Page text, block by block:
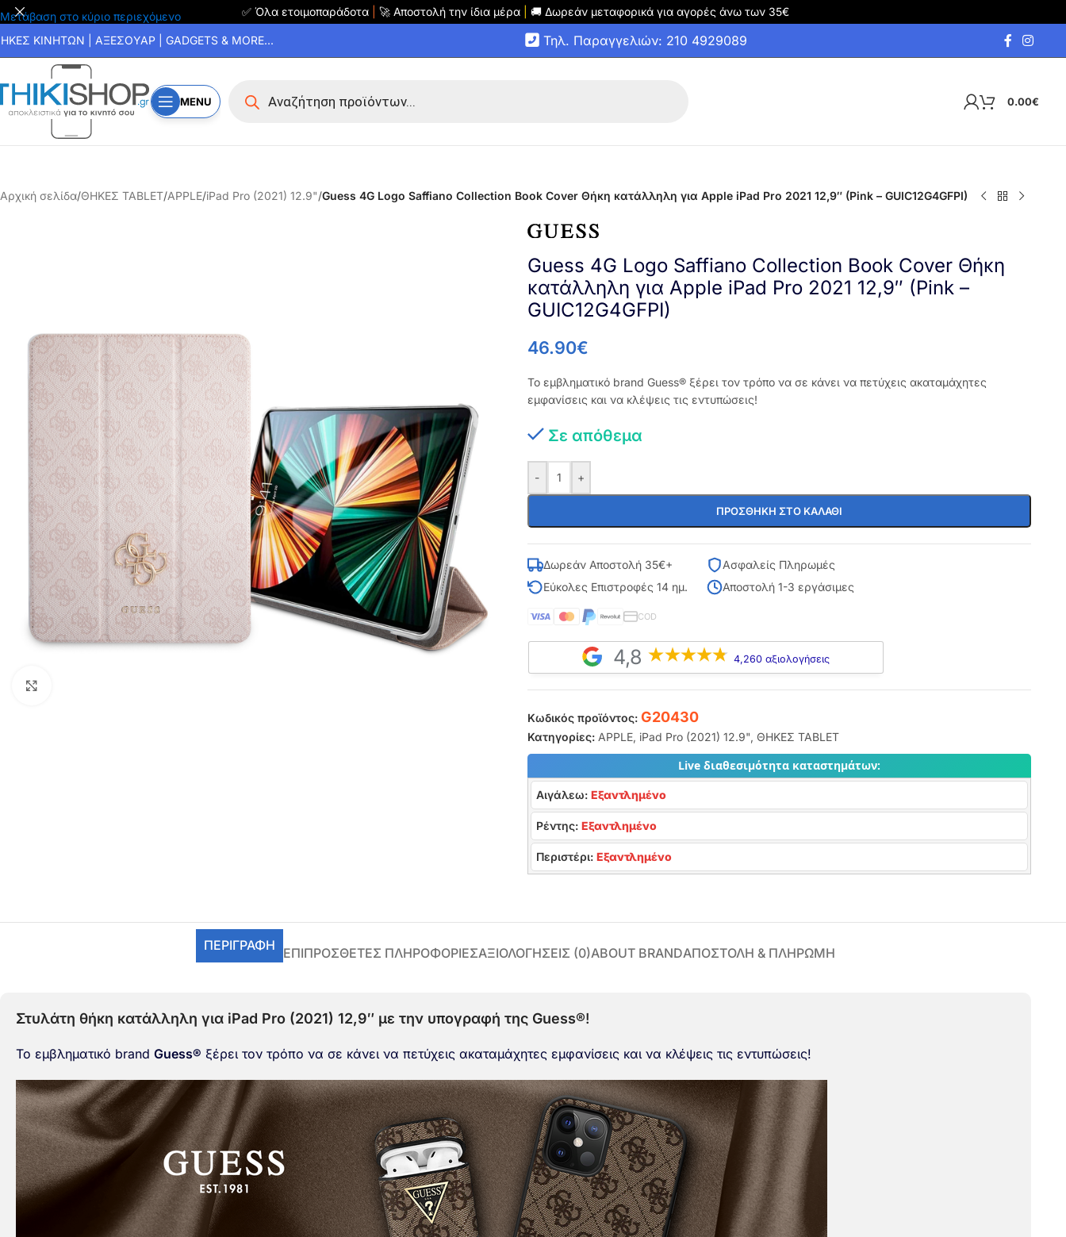
Μετάβαση στο κύριο περιεχόμενο ✅ Όλα ετοιμοπαράδοτα 🚀 Αποστολή την ίδια μέρα 🚚 Δωρεάν μεταφορικά για αγορές άνω των 35€
ΚΙΝΗΤΩΝ | ΑΞΕΣΟΥΑΡ | GADGETS & MORE... Τηλ. Παραγγελιών: 210 4929089
MENU 0.00€
Αρχική σελίδα/ΘΗΚΕΣ TABLET/APPLE/iPad Pro (2021) 12.9"/Guess 4G Logo Saffiano Collection Book Cover Θήκη κατάλληλη για Apple iPad Pro 2021 12,9″ (Pink – GUIC12G4GFPI)
Guess 4G Logo Saffiano Collection Book Cover Θήκη
κατάλληλη για Apple iPad Pro 2021 12,9″ (Pink –
GUIC12G4GFPI)
46.90€
Το εμβληματικό brand Guess® ξέρει τον τρόπο να σε κάνει να πετύχεις ακαταμάχητες
εμφανίσεις και να κλέψεις τις εντυπώσεις!
Σε απόθεμα
- +
ΠΡΟΣΘΉΚΗ ΣΤΟ ΚΑΛΆΘΙ
Δωρεάν Αποστολή 35€+
Ασφαλείς Πληρωμές
Εύκολες Επιστροφές 14 ημ.
Αποστολή 1-3 εργάσιμες
COD
4,8 4,260 αξιολογήσεις
Κωδικός προϊόντος: G20430
Κατηγορίες: APPLE, iPad Pro (2021) 12.9", ΘΗΚΕΣ TABLET
Live διαθεσιμότητα καταστημάτων:
Αιγάλεω: Εξαντλημένο
Ρέντης: Εξαντλημένο
Περιστέρι: Εξαντλημένο
ΠΕΡΙΓΡΑΦΉ ΕΠΙΠΡΌΣΘΕΤΕΣ ΠΛΗΡΟΦΟΡΊΕΣΑΞΙΟΛΟΓΉΣΕΙΣ (0)ABOUT BRANDΑΠΟΣΤΟΛΗ & ΠΛΗΡΩΜΗ
Στυλάτη θήκη κατάλληλη για iPad Pro (2021) 12,9″ με την υπογραφή της Guess®!
Το εμβληματικό brand Guess® ξέρει τον τρόπο να σε κάνει να πετύχεις ακαταμάχητες εμφανίσεις και να κλέψεις τις εντυπώσεις!